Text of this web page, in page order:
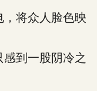
将众人脸色映
到一股阴冷之